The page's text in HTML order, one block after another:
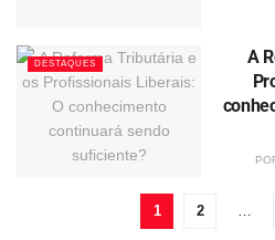
DESTAQUES
A
1 2 …